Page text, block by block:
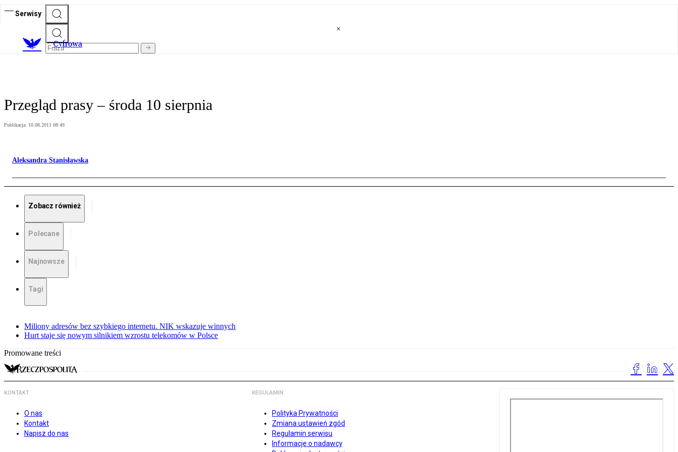
Serwisy
Cyfrowa
Przegląd prasy – środa 10 sierpnia
Publikacja: 10.08.2011 08:49
Aleksandra Stanisławska
Zobacz również
Polecane
Najnowsze
Tagi
Miliony adresów bez szybkiego internetu. NIK wskazuje winnych
Hurt staje się nowym silnikiem wzrostu telekomów w Polsce
Promowane treści
KONTAKT
O nas
Kontakt
Napisz do nas
REGULAMIN
Polityka Prywatności
Zmiana ustawień zgód
Regulamin serwisu
Informacje o nadawcy